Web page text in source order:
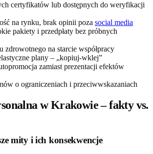
certyfikatów lub dostępnych do weryfikacji
na rynku, brak opinii poza social media
pakiety i przedpłaty bez próbnych
zdrowotnego na starcie współpracy
plany – „kopiuj-wklej”
zamiast prezentacji efektów
o ograniczeniach i przeciwwskazaniach
w Krakowie – fakty vs.
mity i ich konsekwencje